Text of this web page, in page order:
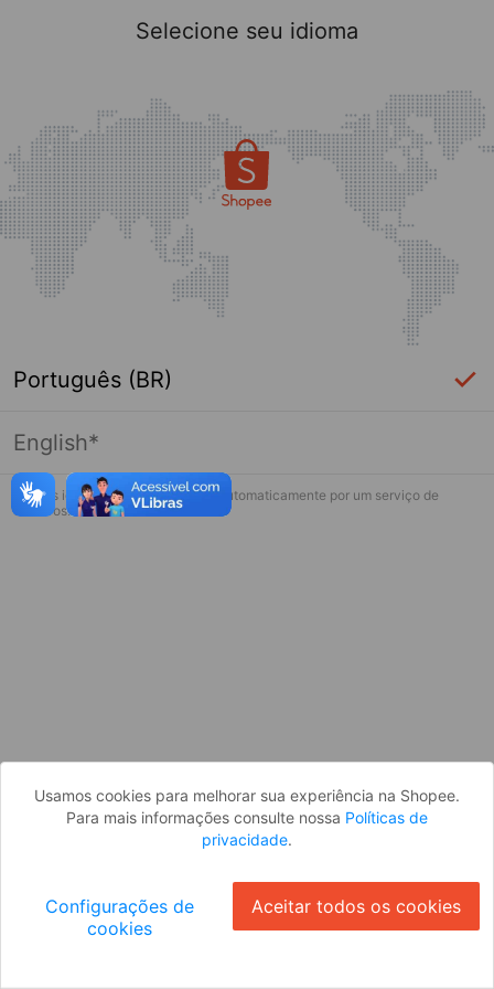
Página indisponível
Desculpe, algo deu errado. Faça login
Selecione seu idioma
Português (BR)
English*
* Esses idiomas serão traduzidos automaticamente por um serviço de
terceiros.
Usamos cookies para melhorar sua experiência na Shopee.
Para mais informações consulte nossa Políticas de
privacidade.
Configurações de
cookies
Aceitar todos os cookies